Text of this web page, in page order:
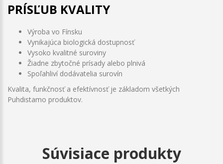
PRÍSĽUB KVALITY
Výroba vo Fínsku
Vynikajúca biologická dostupnosť
Vysoko kvalitné suroviny
Žiadne zbytočné prísady alebo plnivá
Spoľahliví dodávatelia surovín
Kvalita, funkčnosť a efektívnosť je základom všetkých
Puhdistamo produktov.
Súvisiace produkty